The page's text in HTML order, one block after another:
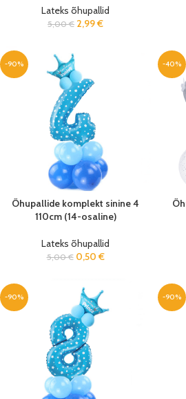
Lateks õhupallid
5,00€ 2,99€
-90%
Õhupallide komplekt sinine 4
110cm (14-osaline)
Lateks õhupallid
5,00€ 0,50 €
-40%
-90% -90%